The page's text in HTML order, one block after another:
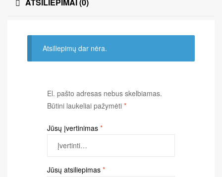
Atsiliepimų dar nėra.
El. pašto adresas nebus skelbiamas.
Būtini laukeliai pažymėti *
Jūsų įvertinimas *
Jūsų atsiliepimas *